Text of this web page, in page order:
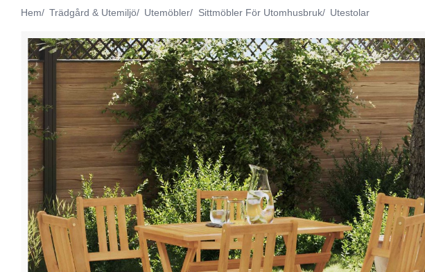
Hem Trädgård & Utemiljö Utemöbler Sittmöbler För Utomhusbruk Utestolar